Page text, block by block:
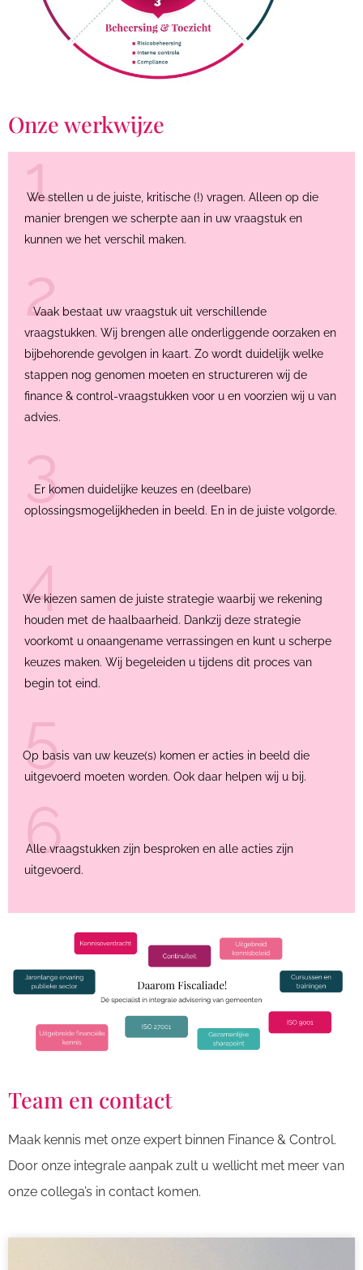
POP
Beheersing & Toezicht
Onze werkwijze
1.
We stellen u de juiste, kritische (!) vragen. Alleen op die
manier brengen we scherpte aan in uw vraagstuk en
kunnen we het verschil maken.
2.
Vaak bestaat uw vraagstuk uit verschillende
vraagstukken. Wij brengen alle onderliggende oorzaken en
bijbehorende gevolgen in kaart. Zo wordt duidelijk welke
stappen nog genomen moeten en structureren wij de
finance & control-vraagstukken voor u en voorzien wij u van
advies.
3.
Er komen duidelijke keuzes en (deelbare)
oplossingsmogelijkheden in beeld. En in de juiste volgorde.
4
We kiezen samen de juiste strategie waarbij we rekening
houden met de haalbaarheid. Dankzij deze strategie
voorkomt u onaangename verrassingen en kunt u scherpe
keuzes maken. Wij begeleiden u tijdens dit proces van
begin tot eind.
5
Op basis van uw keuze(s) komen er acties in beeld die
uitgevoerd moeten worden. Ook daar helpen wij u bij.
6
Alle vraagstukken zijn besproken en alle acties zijn
uitgevoerd.
Team en contact
Maak kennis met onze expert binnen Finance & Control.
Door onze integrale aanpak zult u wellicht met meer van
onze collega’s in contact komen.